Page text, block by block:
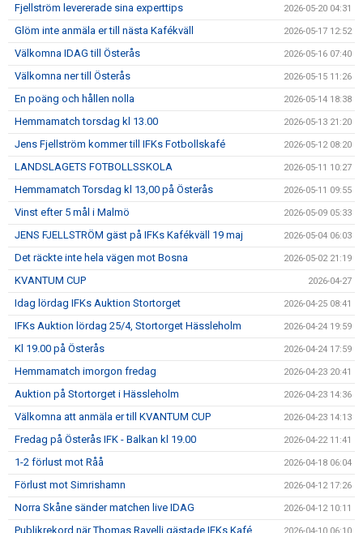
Fjellström levererade sina experttips 2026-05-20 04:31
Glöm inte anmäla er till nästa Kafékväll 2026-05-17 12:52
Välkomna IDAG till Österås 2026-05-16 07:40
Välkomna ner till Österås 2026-05-15 11:26
En poäng och hållen nolla 2026-05-14 18:38
Hemmamatch torsdag kl 13.00 2026-05-13 21:20
Jens Fjellström kommer till IFKs Fotbollskafé 2026-05-12 08:20
LANDSLAGETS FOTBOLLSSKOLA 2026-05-11 10:27
Hemmamatch Torsdag kl 13,00 på Österås 2026-05-11 09:55
Vinst efter 5 mål i Malmö 2026-05-09 05:33
JENS FJELLSTRÖM gäst på IFKs Kafékväll 19 maj 2026-05-04 06:03
Det räckte inte hela vägen mot Bosna 2026-05-02 21:19
KVANTUM CUP 2026-04-27
Idag lördag IFKs Auktion Stortorget 2026-04-25 08:41
IFKs Auktion lördag 25/4, Stortorget Hässleholm 2026-04-24 19:59
Kl 19.00 på Österås 2026-04-24 17:59
Hemmamatch imorgon fredag 2026-04-23 20:41
Auktion på Stortorget i Hässleholm 2026-04-23 14:36
Välkomna att anmäla er till KVANTUM CUP 2026-04-23 14:13
Fredag på Österås IFK - Balkan kl 19.00 2026-04-22 11:41
1-2 förlust mot Råå 2026-04-18 06:04
Förlust mot Simrishamn 2026-04-12 17:26
Norra Skåne sänder matchen live IDAG 2026-04-12 10:11
Publikrekord när Thomas Ravelli gästade IFKs Kafé